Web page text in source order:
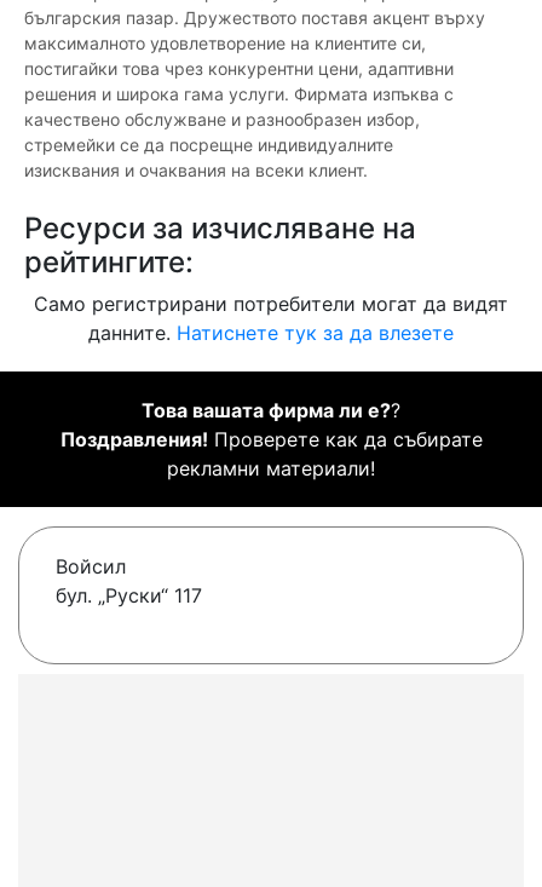
българския пазар. Дружеството поставя акцент върху
максималното удовлетворение на клиентите си,
постигайки това чрез конкурентни цени, адаптивни
решения и широка гама услуги. Фирмата изпъква с
качествено обслужване и разнообразен избор,
стремейки се да посрещне индивидуалните
изисквания и очаквания на всеки клиент.
Ресурси за изчисляване на
рейтингите:
Само регистрирани потребители могат да видят
данните. Натиснете тук за да влезете
Това вашата фирма ли е??
Поздравления! Проверете как да събирате
рекламни материали!
Войсил
бул. „Руски“ 117